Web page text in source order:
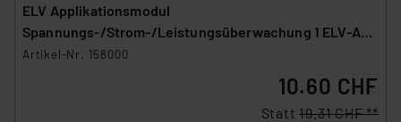
ELV Applikationsmodul
Spannungs-/Strom-/Leistungsüberwachung 1 ELV-AM-
VCPM1
Artikel-Nr. 158000
10.60 CHF
Statt19.31 CHF **